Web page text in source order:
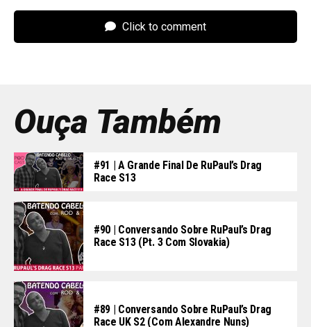
Click to comment
Ouça Também
#91 | A Grande Final De RuPaul’s Drag
Race S13
#90 | Conversando Sobre RuPaul’s Drag
Race S13 (pt. 3 Com Slovakia)
#89 | Conversando Sobre RuPaul’s Drag
Race UK S2 (com Alexandre Nuns)